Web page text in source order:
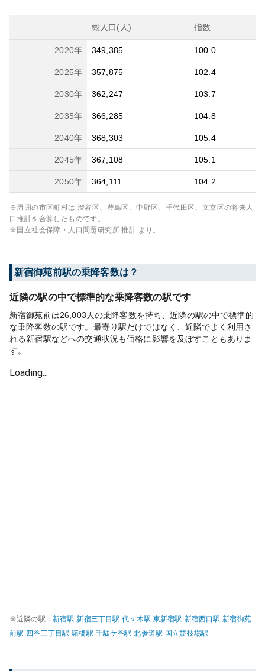
総人口(人) 指数
2020年 349,385 100.0
2025年 357,875 102.4
2030年 362,247 103.7
2035年 366,285 104.8
2040年 368,303 105.4
2045年 367,108 105.1
2050年 364,111 104.2
※周囲の市区町村は 渋谷区、豊島区、中野区、千代田区、文京区の将来人
口推計を合算したものです。
※国立社会保障・人口問題研究所 推計 より。
新宿御苑前駅の乗降客数は？
近隣の駅の中で標準的な乗降客数の駅です
新宿御苑前は26,003人の乗降客数を持ち、近隣の駅の中で標準的
な乗降客数の駅です。最寄り駅だけではなく、近隣でよく利用さ
れる新宿駅などへの交通状況も価格に影響を及ぼすこともありま
す。
Loading...
※近隣の駅： 新宿駅 新宿三丁目駅 代々木駅 東新宿駅 新宿西口駅 新宿御苑
前駅 四谷三丁目駅 曙橋駅 千駄ケ谷駅 北参道駅 国立競技場駅